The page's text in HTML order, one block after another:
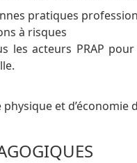
pratiques
à risques
les acteurs PRAP
et d’économie